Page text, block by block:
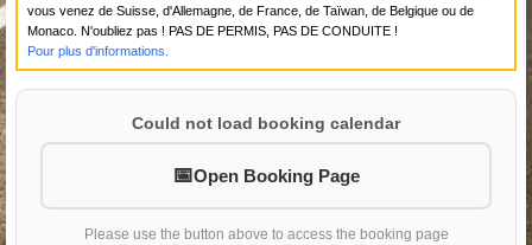
vous venez de Suisse, d'Allemagne, de France, de Taïwan, de Belgique ou de
Monaco. N'oubliez pas ! PAS DE PERMIS, PAS DE CONDUITE !
Pour plus d'informations.
Could not load booking calendar
Open Booking Page
Please use the button above to access the booking page